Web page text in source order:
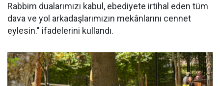
Rabbim dualarımızı kabul, ebediyete irtihal eden tüm
dava ve yol arkadaşlarımızın mekânlarını cennet
eylesin." ifadelerini kullandı.